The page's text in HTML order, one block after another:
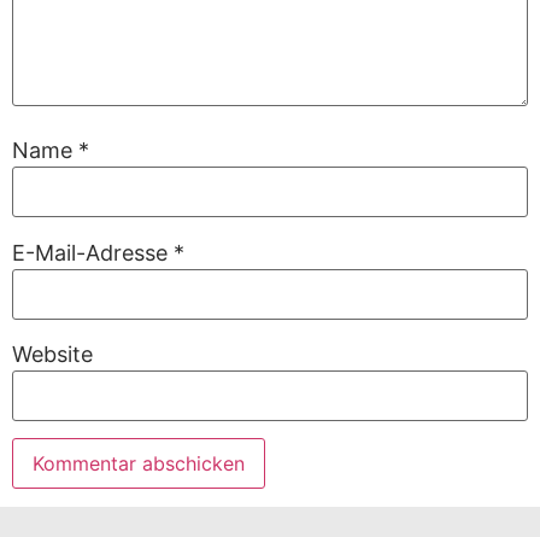
Name *
E-Mail-Adresse *
Website